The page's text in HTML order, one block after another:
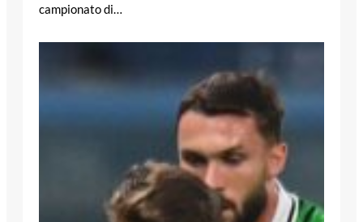
campionato di…